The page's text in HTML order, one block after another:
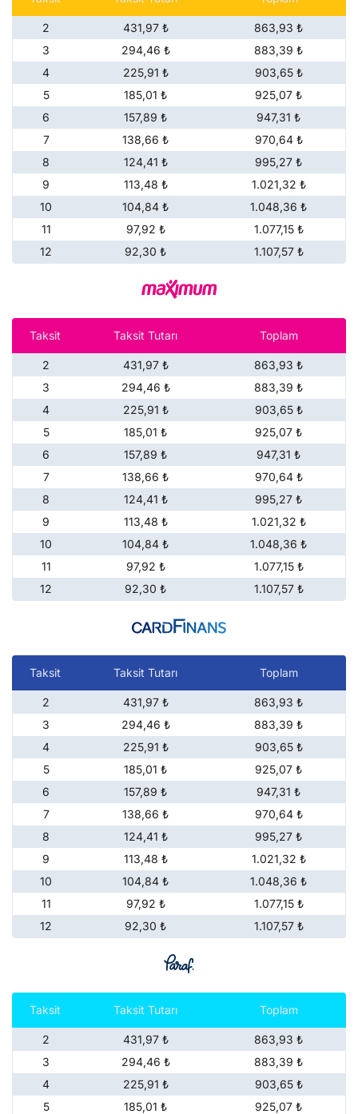
2 431,97 ₺
863,93 ₺
3
294,46 ₺
883,39 ₺
4
225,91 ₺
903,65 ₺
5
185,01 ₺
925,07 ₺
6
157,89 ₺
947,31 ₺
7
138,66 ₺
970,64 ₺
8
124,41 ₺
995,27 ₺
9
113,48 ₺
1.021,32 ₺
10
104,84 ₺
1.048,36 ₺
11
97,92 ₺
1.077,15 ₺
12
92,30 ₺ 1.107,57 ₺
Taksit Taksit Tutarı Toplam
2 431,97 ₺
863,93 ₺
3
294,46 ₺
883,39 ₺
4
225,91 ₺
903,65 ₺
5
185,01 ₺
925,07 ₺
6
157,89 ₺
947,31 ₺
7
138,66 ₺
970,64 ₺
8
124,41 ₺
995,27 ₺
9
113,48 ₺
1.021,32 ₺
10
104,84 ₺
1.048,36 ₺
11
97,92 ₺
1.077,15 ₺
12
92,30 ₺ 1.107,57 ₺
Taksit Taksit Tutarı Toplam
2 431,97 ₺
863,93 ₺
3
294,46 ₺
883,39 ₺
4
225,91 ₺
903,65 ₺
5
185,01 ₺
925,07 ₺
6
157,89 ₺
947,31 ₺
7
138,66 ₺
970,64 ₺
8
124,41 ₺
995,27 ₺
9
113,48 ₺
1.021,32 ₺
10
104,84 ₺
1.048,36 ₺
11
97,92 ₺
1.077,15 ₺
12
92,30 ₺ 1.107,57 ₺
Taksit Taksit Tutarı Toplam
2 431,97 ₺
863,93 ₺
3
294,46 ₺
883,39 ₺
4
225,91 ₺
903,65 ₺
5
185,01 ₺
925,07 ₺